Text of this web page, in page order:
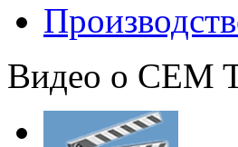
Видео о CEM